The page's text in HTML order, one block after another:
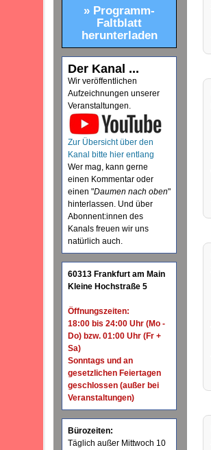
» Programm-
Faltblatt
herunterladen
Der Kanal ...
Wir veröffentlichen
Aufzeichnungen unserer
Veranstaltungen.
Zur Übersicht über den
Kanal bitte hier entlang
Wer mag, kann gerne
einen Kommentar oder
einen "Daumen nach oben"
hinterlassen. Und über
Abonnent:innen des
Kanals freuen wir uns
natürlich auch.
60313 Frankfurt am Main
Kleine Hochstraße 5
Öffnungszeiten:
18:00 bis 24:00 Uhr (Mo -
Do) bzw. 01:00 Uhr (Fr +
Sa)
Sonntags und an
gesetzlichen Feiertagen
geschlossen (außer bei
Veranstaltungen)
Bürozeiten:
Täglich außer Mittwoch 10